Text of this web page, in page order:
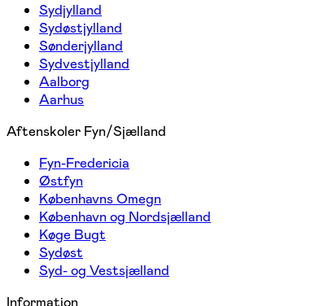
Sydjylland
Sydøstjylland
Sønderjylland
Sydvestjylland
Aalborg
Aarhus
Aftenskoler Fyn/Sjælland
Fyn-Fredericia
Østfyn
Københavns Omegn
København og Nordsjælland
Køge Bugt
Sydøst
Syd- og Vestsjælland
Information